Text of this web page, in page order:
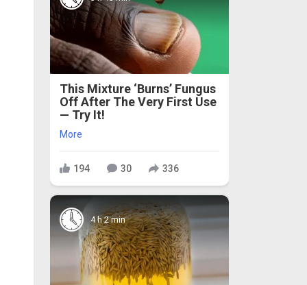
This Mixture ‘Burns’ Fungus
Off After The Very First Use
— Try It!
More
194 30 336
4 h 2 min